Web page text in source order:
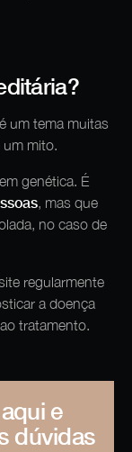
um tema muitas
mito.
genética. É
, mas que
no caso de
regularmente
a doença
tratamento.
e
dúvidas